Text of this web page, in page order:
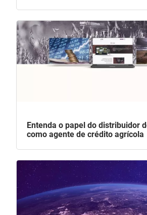
Entenda o papel do distribuidor
como agente de crédito agrícola